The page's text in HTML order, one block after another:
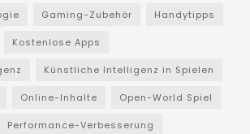
Gaming-Zubehör Handytipps
Kostenlose Apps
Künstliche Intelligenz in Spielen
Online-Inhalte Open-World Spiel
Performance-Verbesserung